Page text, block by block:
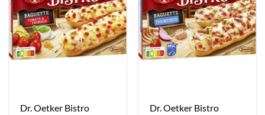
Dr. Oetker Bistro
Dr. Oetker Bistro